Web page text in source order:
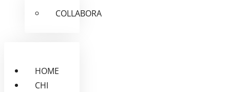
COLLABORA
HOME
CHI